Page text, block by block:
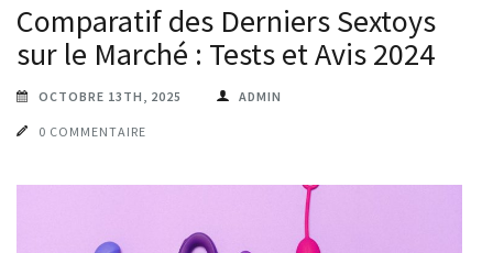
Comparatif des Derniers Sextoys
sur le Marché : Tests et Avis 2024
OCTOBRE 13TH, 2025 ADMIN
0 COMMENTAIRE